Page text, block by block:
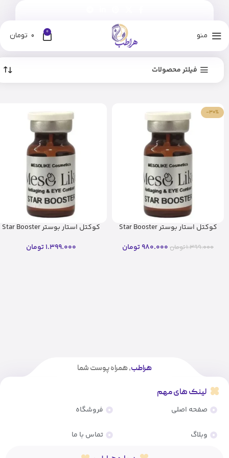
منو 0
0 تومان
فیلتر محصولات
-30%
کوکتل استار بوستر Star Booster
1.399.000تومان 980.000تومان
کوکتل استار بوستر Star Booster
1.399.000 تومان
هراطب، همراه پوست شما
لینک های مهم
صفحه اصلی
وبلاگ
فروشگاه
تماس با ما